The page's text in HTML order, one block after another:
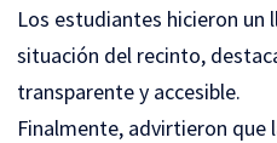
Los estudiantes hicieron un
situación del recinto,
transparente y accesible.
Finalmente, advirtieron que